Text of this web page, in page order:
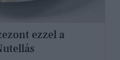
ezzel a